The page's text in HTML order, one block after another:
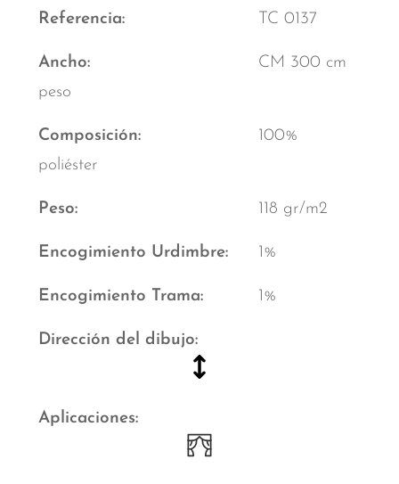
Referencia TC 0137
Ancho
CM 300 cm
peso
Composición
100%
poliéster
Peso 118 gr/m2
Encogimiento Urdimbre 1%
Encogimiento Trama 1%
Dirección del dibujo
Aplicaciones